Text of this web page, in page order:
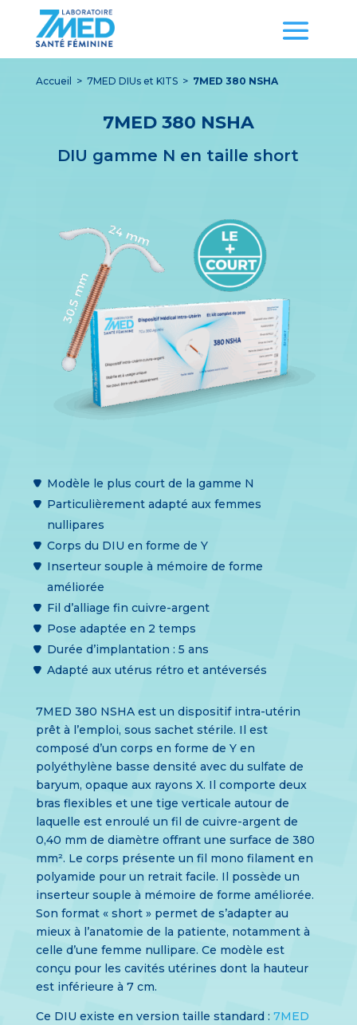
Accueil > 7MED DIUs et KITS> 7MED 380 NSHA
7MED 380 NSHA
DIU gamme N en taille short
Modèle le plus court de la gamme N
Particulièrement adapté aux femmes
nullipares
Corps du DIU en forme de Y
Inserteur souple à mémoire de forme
améliorée
Fil d’alliage fin cuivre-argent
Pose adaptée en 2 temps
Durée d’implantation : 5 ans
Adapté aux utérus rétro et antéversés
7MED 380 NSHA est un dispositif intra-utérin
prêt à l’emploi, sous sachet stérile. Il est
composé d’un corps en forme de Y en
polyéthylène basse densité avec du sulfate de
baryum, opaque aux rayons X. Il comporte deux
bras flexibles et une tige verticale autour de
laquelle est enroulé un fil de cuivre-argent de
0,40 mm de diamètre offrant une surface de 380
mm². Le corps présente un fil mono filament en
polyamide pour un retrait facile. Il possède un
inserteur souple à mémoire de forme améliorée.
Son format « short » permet de s’adapter au
mieux à l’anatomie de la patiente, notamment à
celle d’une femme nullipare. Ce modèle est
conçu pour les cavités utérines dont la hauteur
est inférieure à 7 cm.
Ce DIU existe en version taille standard : 7MED